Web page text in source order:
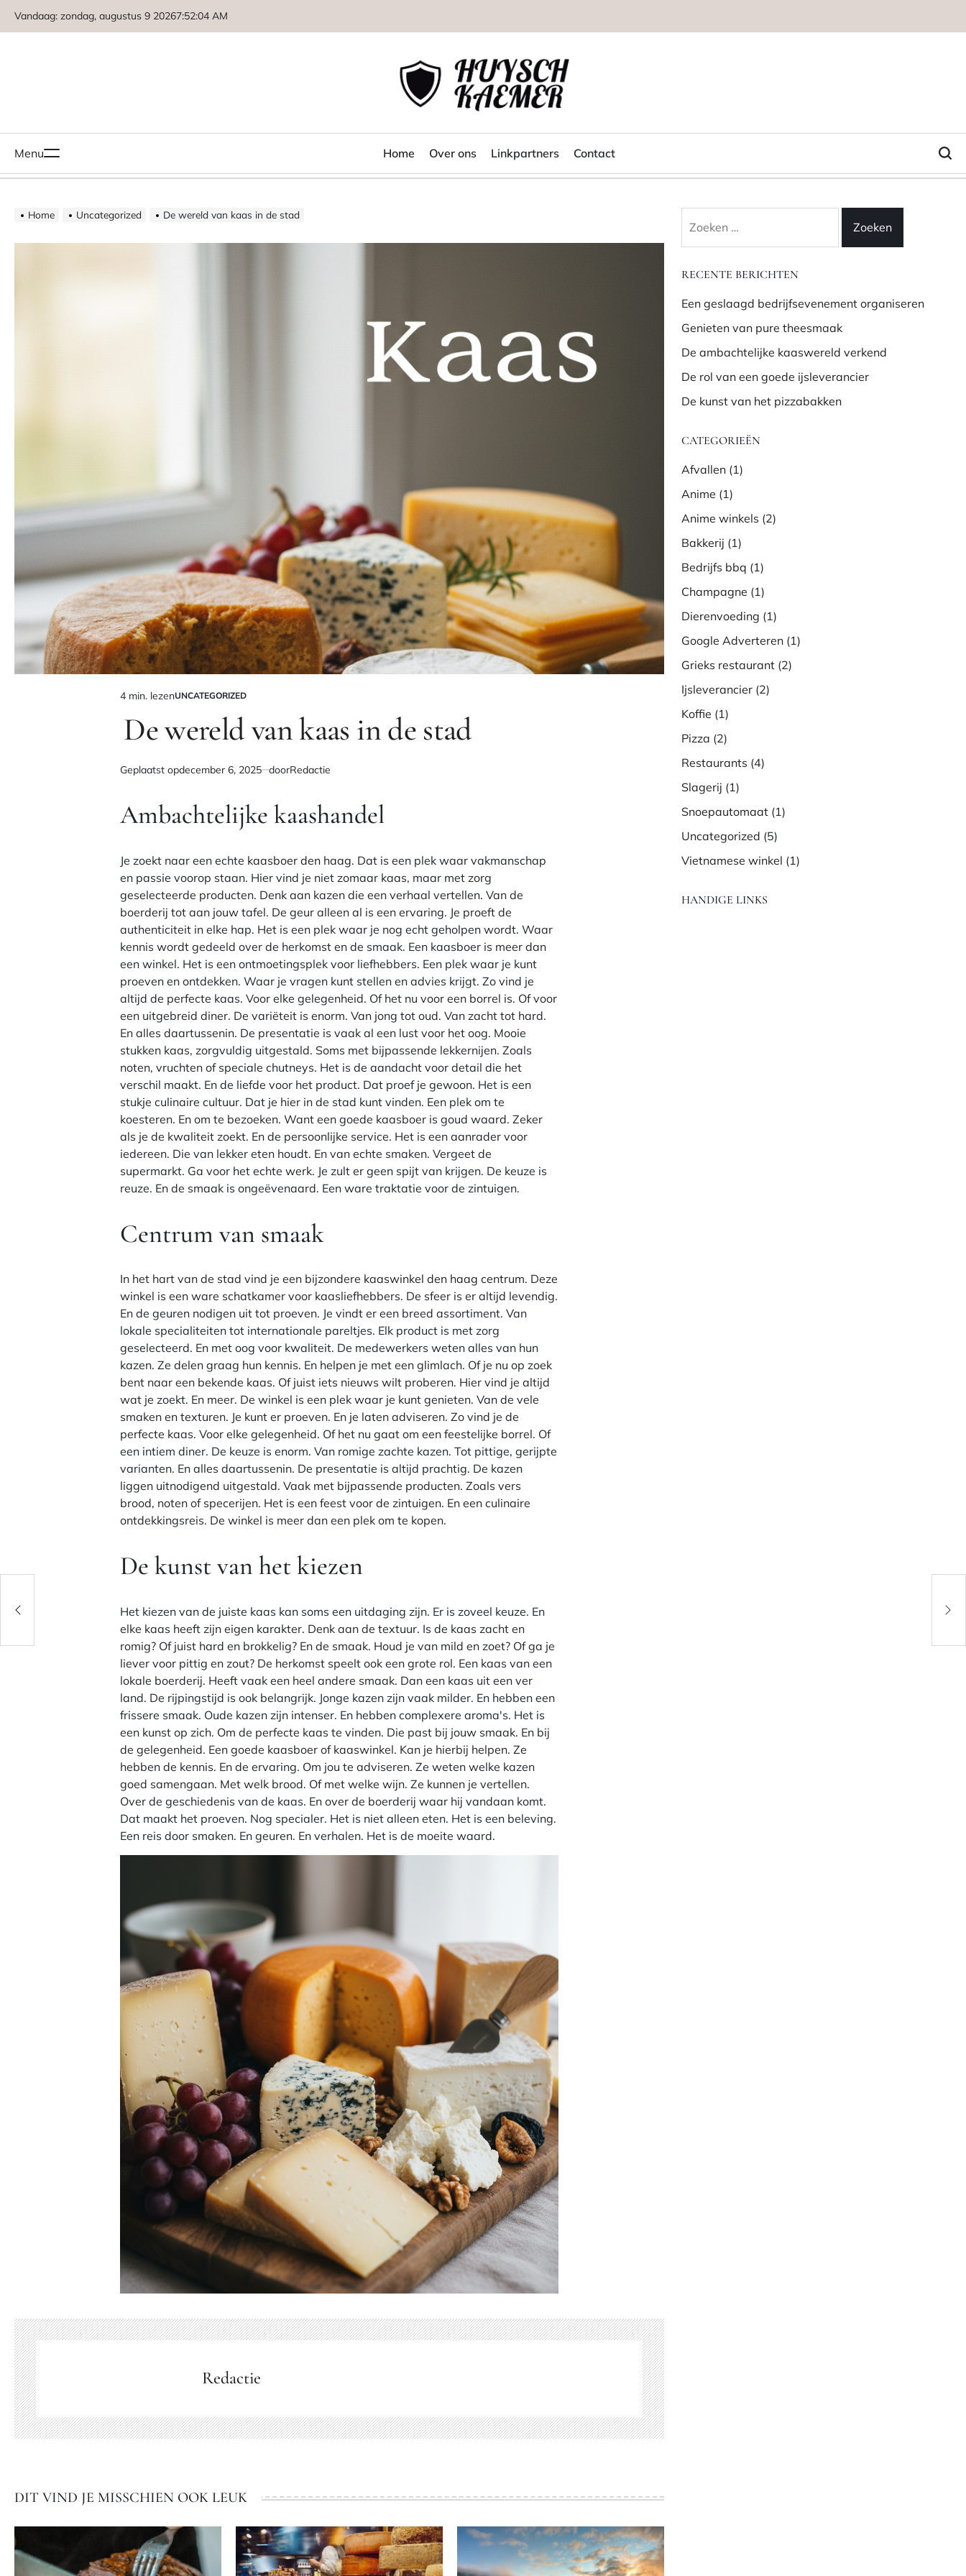
Vandaag: zondag, augustus 9 20267:52:06 AM
Huysch
Kaemer
Menu Home Over ons Linkpartners Contact
Home Uncategorized De wereld van kaas in de stad
Geschatte
leestijd
4 min. lezenGEPLAATST
UNCATEGORIZED
De wereld van kaas in de stad
Geplaatst opdecember 6, 2025 doorRedactie
Ambachtelijke kaashandel
Je zoekt naar een echte kaasboer den haag. Dat is een plek waar vakmanschap
en passie voorop staan. Hier vind je niet zomaar kaas, maar met zorg
geselecteerde producten. Denk aan kazen die een verhaal vertellen. Van de
boerderij tot aan jouw tafel. De geur alleen al is een ervaring. Je proeft de
authenticiteit in elke hap. Het is een plek waar je nog echt geholpen wordt. Waar
kennis wordt gedeeld over de herkomst en de smaak. Een kaasboer is meer dan
een winkel. Het is een ontmoetingsplek voor liefhebbers. Een plek waar je kunt
proeven en ontdekken. Waar je vragen kunt stellen en advies krijgt. Zo vind je
altijd de perfecte kaas. Voor elke gelegenheid. Of het nu voor een borrel is. Of voor
een uitgebreid diner. De variëteit is enorm. Van jong tot oud. Van zacht tot hard.
En alles daartussenin. De presentatie is vaak al een lust voor het oog. Mooie
stukken kaas, zorgvuldig uitgestald. Soms met bijpassende lekkernijen. Zoals
noten, vruchten of speciale chutneys. Het is de aandacht voor detail die het
verschil maakt. En de liefde voor het product. Dat proef je gewoon. Het is een
stukje culinaire cultuur. Dat je hier in de stad kunt vinden. Een plek om te
koesteren. En om te bezoeken. Want een goede kaasboer is goud waard. Zeker
als je de kwaliteit zoekt. En de persoonlijke service. Het is een aanrader voor
iedereen. Die van lekker eten houdt. En van echte smaken. Vergeet de
supermarkt. Ga voor het echte werk. Je zult er geen spijt van krijgen. De keuze is
reuze. En de smaak is ongeëvenaard. Een ware traktatie voor de zintuigen.
Centrum van smaak
In het hart van de stad vind je een bijzondere kaaswinkel den haag centrum. Deze
winkel is een ware schatkamer voor kaasliefhebbers. De sfeer is er altijd levendig.
En de geuren nodigen uit tot proeven. Je vindt er een breed assortiment. Van
lokale specialiteiten tot internationale pareltjes. Elk product is met zorg
geselecteerd. En met oog voor kwaliteit. De medewerkers weten alles van hun
kazen. Ze delen graag hun kennis. En helpen je met een glimlach. Of je nu op zoek
bent naar een bekende kaas. Of juist iets nieuws wilt proberen. Hier vind je altijd
wat je zoekt. En meer. De winkel is een plek waar je kunt genieten. Van de vele
smaken en texturen. Je kunt er proeven. En je laten adviseren. Zo vind je de
perfecte kaas. Voor elke gelegenheid. Of het nu gaat om een feestelijke borrel. Of
een intiem diner. De keuze is enorm. Van romige zachte kazen. Tot pittige, gerijpte
varianten. En alles daartussenin. De presentatie is altijd prachtig. De kazen
liggen uitnodigend uitgestald. Vaak met bijpassende producten. Zoals vers
brood, noten of specerijen. Het is een feest voor de zintuigen. En een culinaire
ontdekkingsreis. De winkel is meer dan een plek om te kopen.
De kunst van het kiezen
Het kiezen van de juiste kaas kan soms een uitdaging zijn. Er is zoveel keuze. En
elke kaas heeft zijn eigen karakter. Denk aan de textuur. Is de kaas zacht en
romig? Of juist hard en brokkelig? En de smaak. Houd je van mild en zoet? Of ga je
liever voor pittig en zout? De herkomst speelt ook een grote rol. Een kaas van een
lokale boerderij. Heeft vaak een heel andere smaak. Dan een kaas uit een ver
land. De rijpingstijd is ook belangrijk. Jonge kazen zijn vaak milder. En hebben een
frissere smaak. Oude kazen zijn intenser. En hebben complexere aroma's. Het is
een kunst op zich. Om de perfecte kaas te vinden. Die past bij jouw smaak. En bij
de gelegenheid. Een goede kaasboer of kaaswinkel. Kan je hierbij helpen. Ze
hebben de kennis. En de ervaring. Om jou te adviseren. Ze weten welke kazen
goed samengaan. Met welk brood. Of met welke wijn. Ze kunnen je vertellen.
Over de geschiedenis van de kaas. En over de boerderij waar hij vandaan komt.
Dat maakt het proeven. Nog specialer. Het is niet alleen eten. Het is een beleving.
Een reis door smaken. En geuren. En verhalen. Het is de moeite waard.
Redactie
DIT VIND JE MISSCHIEN OOK LEUK
naar:
RECENTE BERICHTEN
Een geslaagd bedrijfsevenement organiseren
Genieten van pure theesmaak
De ambachtelijke kaaswereld verkend
De rol van een goede ijsleverancier
De kunst van het pizzabakken
CATEGORIEËN
Afvallen (1)
Anime (1)
Anime winkels (2)
Bakkerij (1)
Bedrijfs bbq (1)
Champagne (1)
Dierenvoeding (1)
Google Adverteren (1)
Grieks restaurant (2)
Ijsleverancier (2)
Koffie (1)
Pizza (2)
Restaurants (4)
Slagerij (1)
Snoepautomaat (1)
Uncategorized (5)
Vietnamese winkel (1)
HANDIGE LINKS